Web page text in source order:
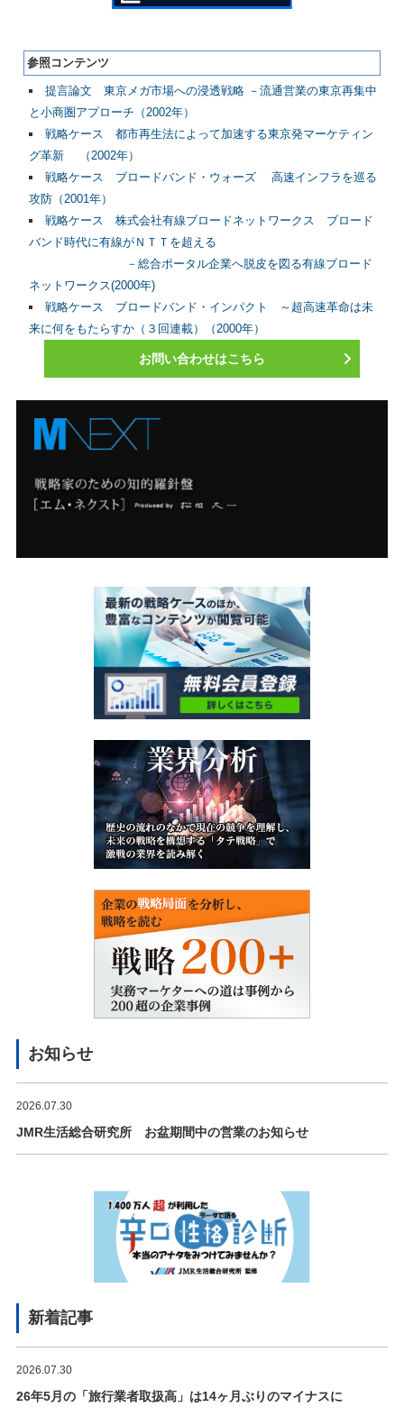
参照コンテンツ
提言論文 東京メガ市場への浸透戦略 －流通営業の東京再集中
と小商圏アプローチ（2002年）
戦略ケース 都市再生法によって加速する東京発マーケティン
グ革新 （2002年）
戦略ケース ブロードバンド・ウォーズ 高速インフラを巡る
攻防（2001年）
戦略ケース 株式会社有線ブロードネットワークス ブロード
バンド時代に有線がＮＴＴを超える
－総合ポータル企業へ脱皮を図る有線ブロード
ネットワークス(2000年)
戦略ケース ブロードバンド・インパクト ～超高速革命は未
来に何をもたらすか（３回連載）（2000年）
お問い合わせはこちら
お知らせ
2026.07.30
JMR生活総合研究所 お盆期間中の営業のお知らせ
新着記事
2026.07.30
26年5月の「旅行業者取扱高」は14ヶ月ぶりのマイナスに